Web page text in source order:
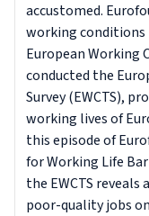
accustomed.
working conditions
European Working
conducted the
Survey (EWCTS),
working lives of
this episode of
for Working Life
the EWCTS
poor-quality jobs